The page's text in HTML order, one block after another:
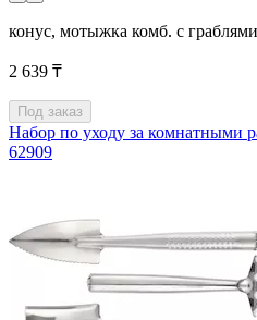
конус, мотыжка комб. с
2 639 ₸
Под заказ
Набор по уходу за комнатными
62909